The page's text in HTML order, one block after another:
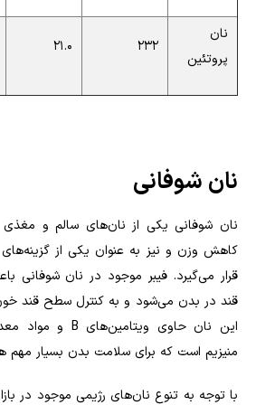
نان
پروتئین
232
21.0
نان شوفانی
نان شوفانی یکی از نان‌های سالم و
کاهش وزن و نیز به عنوان یکی از گزینه‌های
قرار می‌گیرد. فیبر موجود در نان
قند در بدن می‌شود و به کنترل سطح قند
این نان حاوی ویتامین‌های B و مواد
منیزیم است که برای سلامت بدن بسیار مهم
با توجه به تنوع نان‌های رژیمی موجود در